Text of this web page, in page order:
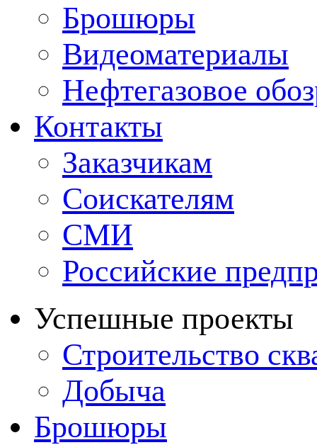
Брошюры
Видеоматериалы
Нефтегазовое
Контакты
Заказчикам
Соискателям
СМИ
Российские
Успешные проекты
Строительство
Добыча
Брошюры